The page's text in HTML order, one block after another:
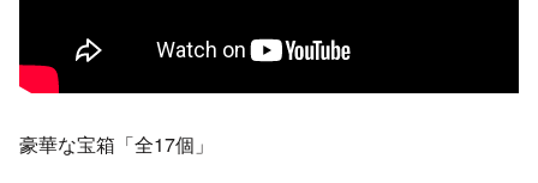
豪華な宝箱「全17個」